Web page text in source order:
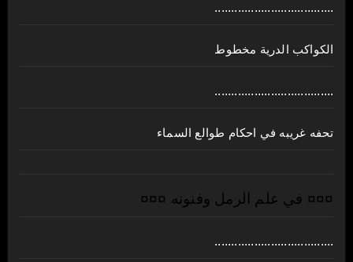
....................................
الكواكب الدرية مخطوط
....................................
تحفه غريبه في احكام طوالع السماء
¤¤¤ في علم الرمل وفنونه ¤¤¤
....................................